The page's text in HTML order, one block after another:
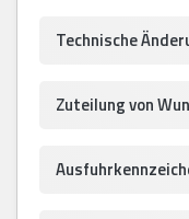
Technische
Zuteilung von